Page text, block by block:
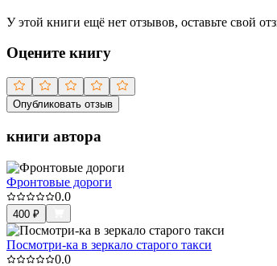
У этой книги ещё нет отзывов, оставьте свой
Оцените книгу
Опубликовать отзыв
книги автора
Фронтовые дороги
0.0
400 ₽
Посмотри-ка в зеркало старого такси
0.0